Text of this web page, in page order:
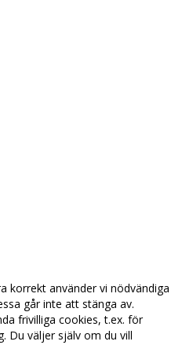
korrekt använder vi nödvändiga
går inte att stänga av.
frivilliga cookies, t.ex. för
Du väljer själv om du vill